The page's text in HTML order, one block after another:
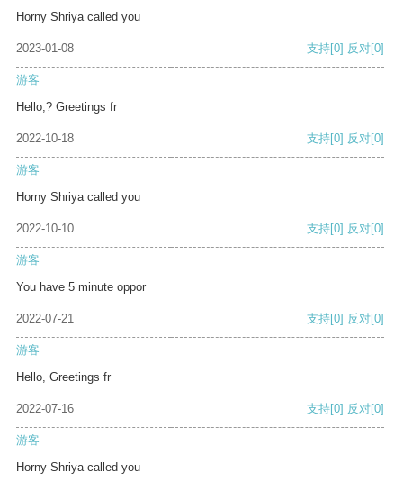
Horny Shriya called you
2023-01-08 支持[0] 反对[0]
游客
Hello,? Greetings fr
2022-10-18 支持[0] 反对[0]
游客
Horny Shriya called you
2022-10-10 支持[0] 反对[0]
游客
You have 5 minute oppor
2022-07-21 支持[0] 反对[0]
游客
Hello, Greetings fr
2022-07-16 支持[0] 反对[0]
游客
Horny Shriya called you